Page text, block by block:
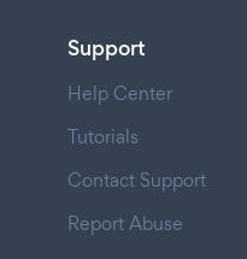
Support
Help Center
Tutorials
Contact Support
Report Abuse